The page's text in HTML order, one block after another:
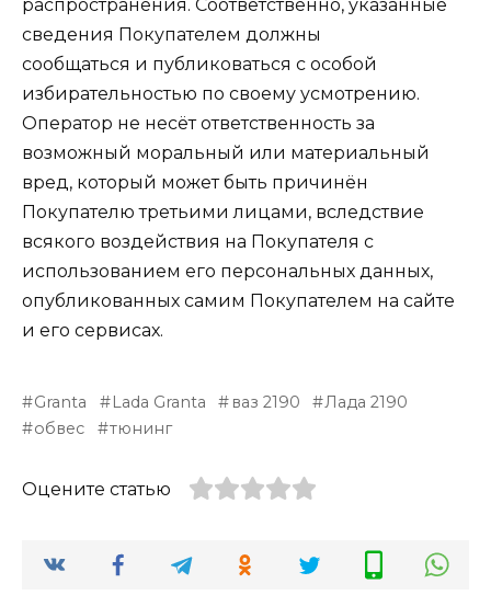
распространения. Соответственно, указанные
сведения Покупателем должны
сообщаться и публиковаться с особой
избирательностью по своему усмотрению.
Оператор не несёт ответственность за
возможный моральный или материальный
вред, который может быть причинён
Покупателю третьими лицами, вследствие
всякого воздействия на Покупателя с
использованием его персональных данных,
опубликованных самим Покупателем на сайте
и его сервисах.
Granta Lada Granta ваз 2190
Лада 2190
обвес
тюнинг
Оцените статью